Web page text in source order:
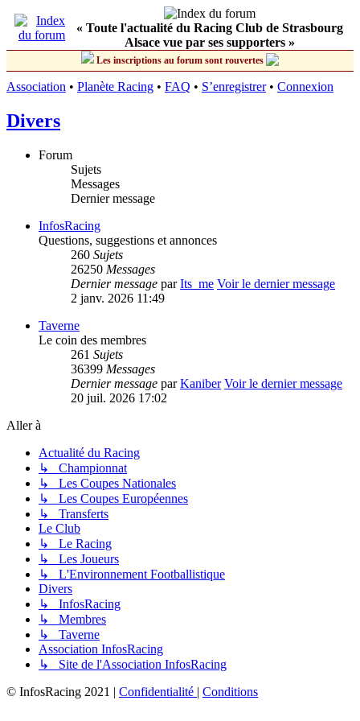
« Toute l'actualité du Racing Club de Strasbourg
Alsace vue par ses supporters »
Les inscriptions au forum sont rouvertes
Association • Planète Racing • FAQ • S’enregistrer• Connexion
Divers
Forum
Sujets
Messages
Dernier message
InfosRacing
Questions, suggestions et annonces
260 Sujets
26250 Messages
Dernier message parIts_me Voir le dernier message
2 janv. 2026 11:49
Taverne
Le coin des membres
261 Sujets
36399 Messages
Dernier message parKaniber Voir le dernier message
20 juil. 2026 17:02
Aller à
Actualité du Racing
↳ Championnat
↳ Les Coupes Nationales
↳ Les Coupes Européennes
↳ Transferts
Le Club
↳ Le Racing
↳ Les Joueurs
↳ L'Environnement Footballistique
Divers
↳ InfosRacing
↳ Membres
↳ Taverne
Association InfosRacing
↳ Site de l'Association InfosRacing
© InfosRacing 2021 | Confidentialité | Conditions